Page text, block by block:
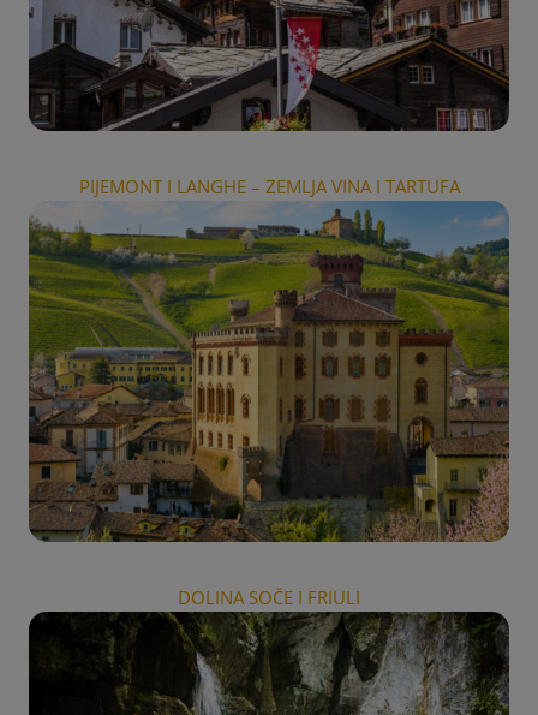
PIJEMONT I LANGHE – ZEMLJA VINA I TARTUFA
DOLINA SOČE I FRIULI